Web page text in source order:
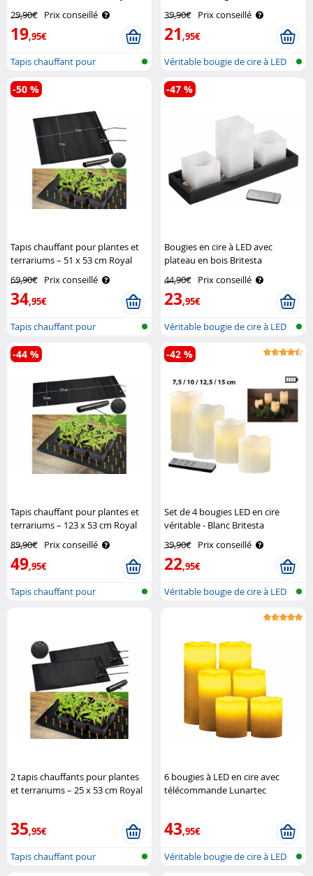
29,90€ Prix conseillé
19,95€
Tapis chauffant pour
plantes/terrar..
39,90€ Prix conseillé
21,95€
Véritable bougie de cire à LED
avec..
Tapis chauffant pour plantes et
terrariums – 51 x 53 cm Royal
69,90€ Prix conseillé
34,95€
-50 %
Tapis chauffant pour
plantes/terrar..
Bougies en cire à LED avec
plateau en bois Britesta
44,90€ Prix conseillé
23,95€
-47 %
Véritable bougie de cire à LED
avec..
Tapis chauffant pour plantes et
terrariums – 123 x 53 cm Royal
89,90€ Prix conseillé
49,95€
-44 %
Tapis chauffant pour
Set de 4 bougies LED en cire
véritable - Blanc Britesta
39,90€ Prix conseillé
22,95€
-42 %
Véritable bougie de cire à LED
2 tapis chauffants pour plantes
et terrariums – 25 x 53 cm Royal
35,95€
Tapis chauffant pour
6 bougies à LED en cire avec
télécommande Lunartec
43,95€
Véritable bougie de cire à LED